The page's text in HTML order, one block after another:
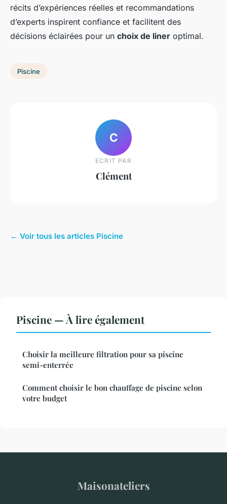
récits d’expériences réelles et recommandations
d’experts inspirent confiance et facilitent des
décisions éclairées pour un choix de liner optimal.
Piscine
C
ECRIT PAR
Clément
← Voir tous les articles Piscine
Piscine — À lire également
Choisir la meilleure filtration pour sa piscine
semi-enterrée
Comment choisir le bon chauffage de piscine selon
votre budget
Maisonateliers